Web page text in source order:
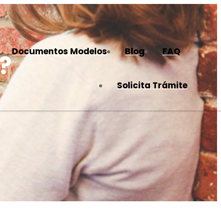
Documentos Modelos Blog FAQ
Solicita Trámite